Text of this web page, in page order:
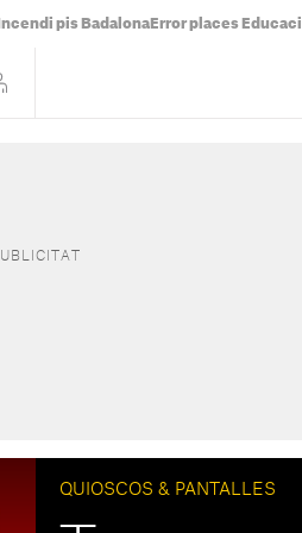
Incendi pis Badalona Error places
QUIOSCOS & PANTALLES